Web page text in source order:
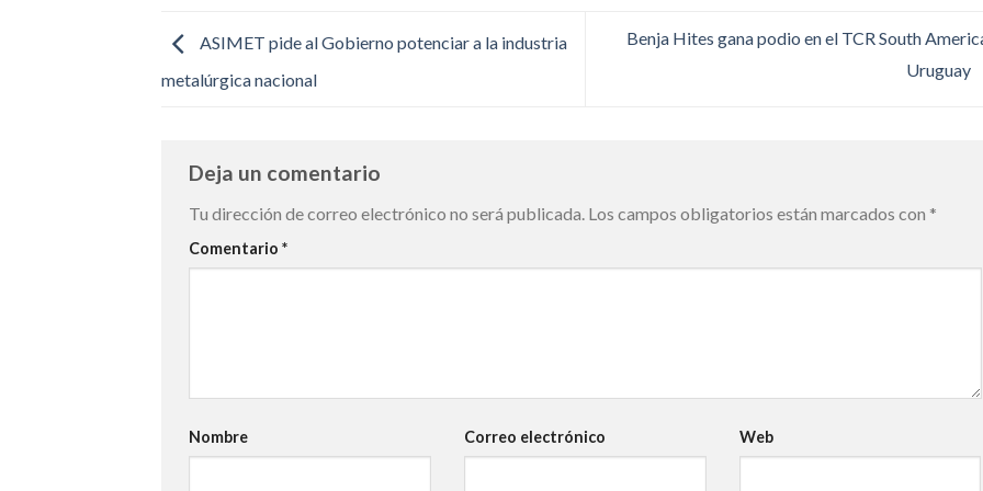
ASIMET pide al Gobierno potenciar a la industria
metalúrgica nacional
Benja Hites gana podio en el TCR South
Uruguay
Deja un comentario
Tu dirección de correo electrónico no será publicada. Los campos obligatorios están marcados con *
Comentario *
Nombre Correo electrónico Web